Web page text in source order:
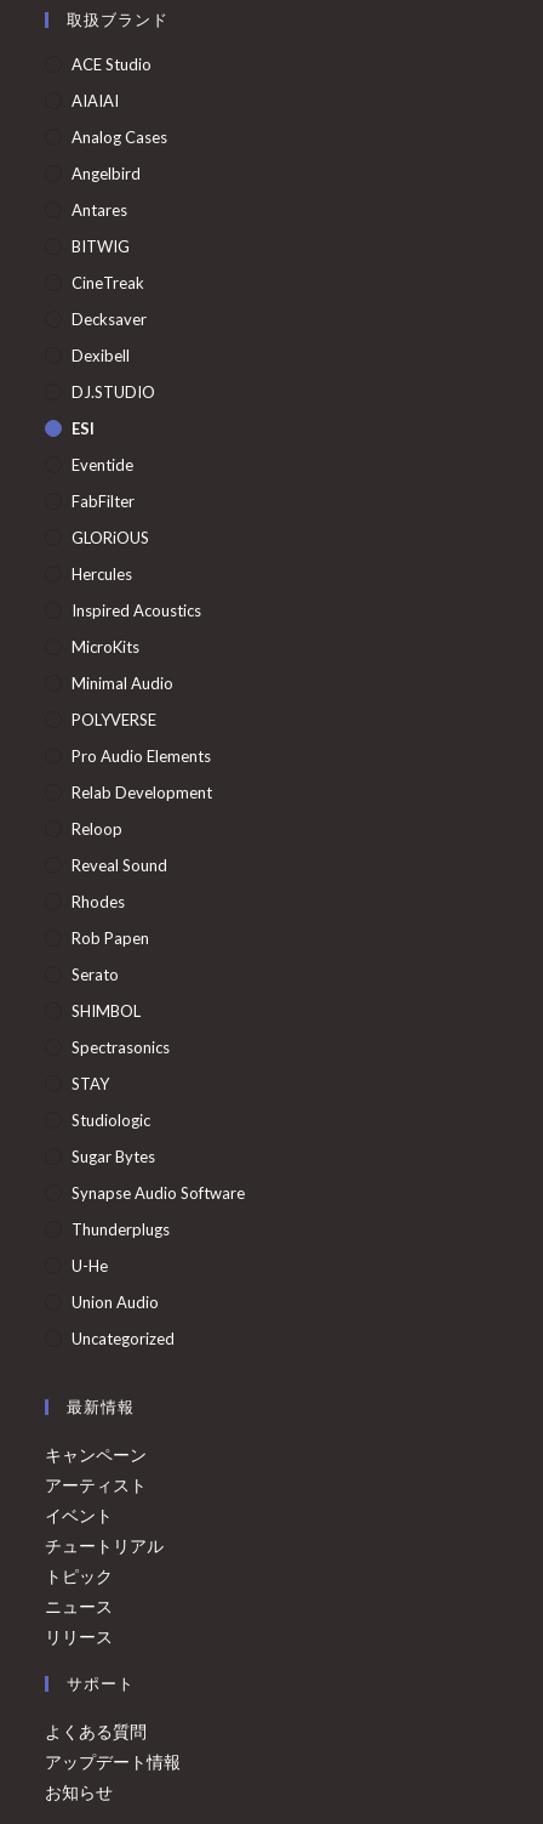
取扱ブランド
ACE Studio
AIAIAI
Analog Cases
Angelbird
Antares
BITWIG
CineTreak
Decksaver
Dexibell
DJ.STUDIO
ESI
Eventide
FabFilter
GLORiOUS
Hercules
Inspired Acoustics
MicroKits
Minimal Audio
POLYVERSE
Pro Audio Elements
Relab Development
Reloop
Reveal Sound
Rhodes
Rob Papen
Serato
SHIMBOL
Spectrasonics
STAY
Studiologic
Sugar Bytes
Synapse Audio Software
Thunderplugs
U-He
Union Audio
Uncategorized
最新情報
キャンペーン
アーティスト
イベント
チュートリアル
トピック
ニュース
リリース
サポート
よくある質問
アップデート情報
お知らせ